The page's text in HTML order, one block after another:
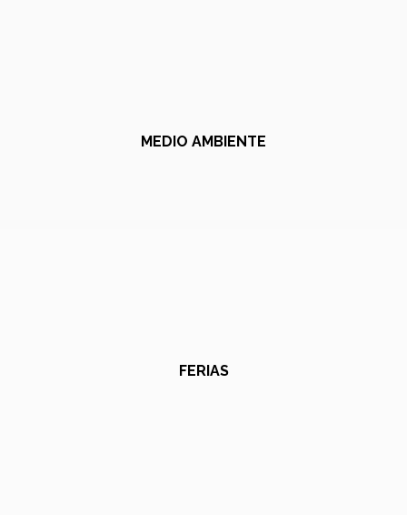
MEDIO AMBIENTE
FERIAS